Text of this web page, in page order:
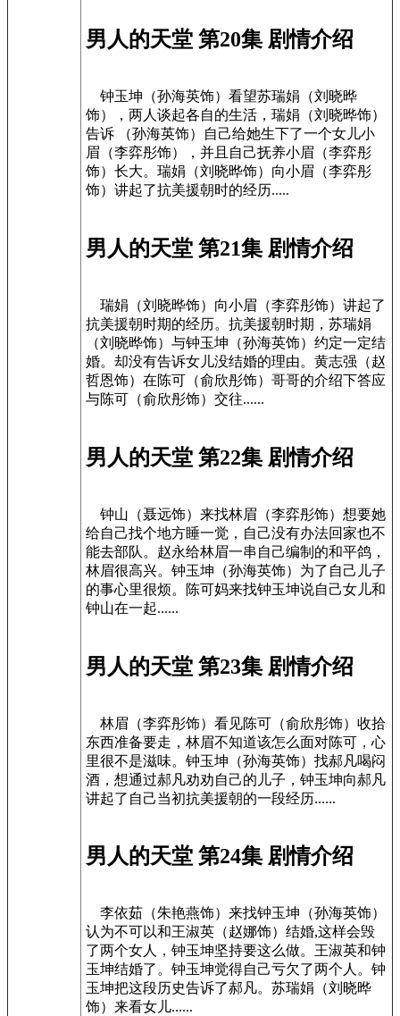
男人的天堂 第20集 剧情介绍
钟玉坤（孙海英饰）看望苏瑞娟（刘晓晔
饰），两人谈起各自的生活，瑞娟（刘晓晔饰）
告诉 （孙海英饰）自己给她生下了一个女儿小
眉（李弈彤饰），并且自己抚养小眉（李弈彤
饰）长大。瑞娟（刘晓晔饰）向小眉（李弈彤
饰）讲起了抗美援朝时的经历.....
男人的天堂 第21集 剧情介绍
瑞娟（刘晓晔饰）向小眉（李弈彤饰）讲起了
抗美援朝时期的经历。抗美援朝时期，苏瑞娟
（刘晓晔饰）与钟玉坤（孙海英饰）约定一定结
婚。却没有告诉女儿没结婚的理由。黄志强（赵
哲恩饰）在陈可（俞欣彤饰）哥哥的介绍下答应
与陈可（俞欣彤饰）交往......
男人的天堂 第22集 剧情介绍
钟山（聂远饰）来找林眉（李弈彤饰）想要她
给自己找个地方睡一觉，自己没有办法回家也不
能去部队。赵永给林眉一串自己编制的和平鸽，
林眉很高兴。钟玉坤（孙海英饰）为了自己儿子
的事心里很烦。陈可妈来找钟玉坤说自己女儿和
钟山在一起......
男人的天堂 第23集 剧情介绍
林眉（李弈彤饰）看见陈可（俞欣彤饰）收拾
东西准备要走，林眉不知道该怎么面对陈可，心
里很不是滋味。钟玉坤（孙海英饰）找郝凡喝闷
酒，想通过郝凡劝劝自己的儿子，钟玉坤向郝凡
讲起了自己当初抗美援朝的一段经历......
男人的天堂 第24集 剧情介绍
李依茹（朱艳燕饰）来找钟玉坤（孙海英饰）
认为不可以和王淑英（赵娜饰）结婚,这样会毁
了两个女人，钟玉坤坚持要这么做。王淑英和钟
玉坤结婚了。钟玉坤觉得自己亏欠了两个人。钟
玉坤把这段历史告诉了郝凡。苏瑞娟（刘晓晔
饰）来看女儿......